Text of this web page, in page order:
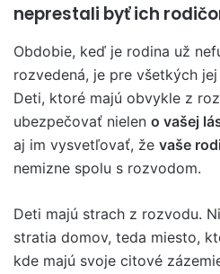
neprestali byť ich
Obdobie, keď je rodina už
rozvedená, je pre všetkých
Deti, ktoré majú obvykle z
ubezpečovať nielen o vašej
aj im vysvetľovať, že vaše
nemizne spolu s rozvodom.
Deti majú strach z rozvodu.
stratia domov, teda miesto,
kde majú svoje citové